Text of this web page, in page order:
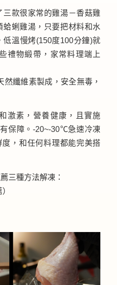
款很家常的雞湯－香菇雞
蜊雞湯，只要把材料和水
溫慢烤(150度100分鐘)就
禮物緞帶，家常料理端上
然纖維素製成，安全無毒，
激素，營養健康，且實施
保障。-20~-30℃急速冷凍
，和任何料理都能完美搭
三種方法解凍：